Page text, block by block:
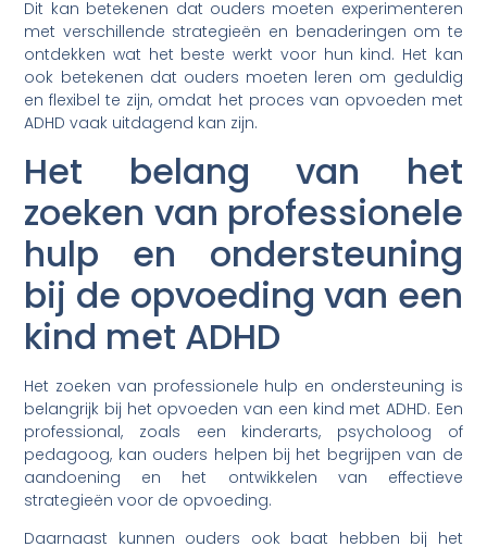
Dit kan betekenen dat ouders moeten experimenteren
met verschillende strategieën en benaderingen om te
ontdekken wat het beste werkt voor hun kind. Het kan
ook betekenen dat ouders moeten leren om geduldig
en flexibel te zijn, omdat het proces van opvoeden met
ADHD vaak uitdagend kan zijn.
Het belang van het
zoeken van professionele
hulp en ondersteuning
bij de opvoeding van een
kind met ADHD
Het zoeken van professionele hulp en ondersteuning is
belangrijk bij het opvoeden van een kind met ADHD. Een
professional, zoals een kinderarts, psycholoog of
pedagoog, kan ouders helpen bij het begrijpen van de
aandoening en het ontwikkelen van effectieve
strategieën voor de opvoeding.
Daarnaast kunnen ouders ook baat hebben bij het